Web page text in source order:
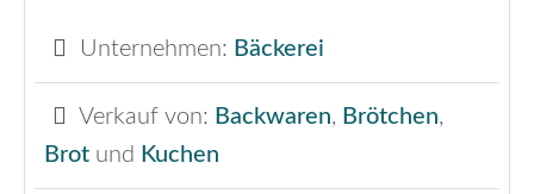
Unternehmen: Bäckerei
Verkauf von: Backwaren, Brötchen,
Brot und Kuchen